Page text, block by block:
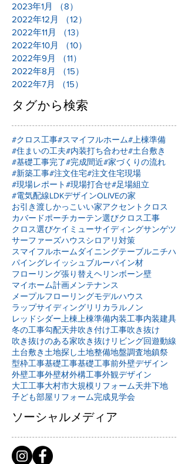
2023年1月
（8）
2022年12月
（12）
2022年11月
（13）
2022年10月
（10）
2022年9月
（11）
2022年8月
（15）
2022年7月
（15）
タグから検索
#クロス工事#スマイフルホーム#上棟準備
#住まいの工夫#内装打ち合わせ#土台敷き
#基礎工事完了#完成間近#家づくりの流れ
#新築工事#注文住宅#注文住宅現場
#現場レポート#現場打合せ#足場組立
#電気配線LDKデザインOLIVEの家
お引き渡しかっこいい家アクセントクロス
カバードポーチカーテン選びクロス工事
クロス選びケイミューサイディングサンゲツ
サーファーズハウスシロアリ対策
スマイフルホームダイニングテーブルニチハ
パイングレイッシュブルーパイン材
フローリング張り替え ヘリンボーン壁
マイホーム計画 メンテナンス
メープルフローリングモデルハウス
ラップサイディングリリカラ ルノン
レッドシダー 上棟 上棟準備内装工事内装建具
冬の工事勾配天井吹き付け工事吹き抜け
吹き抜けのある家吹き抜けリビング回遊動線
土台敷き 土地探し土地整備地盤調査地鎮祭
型枠工事基礎工事基礎工事前外壁デザイン
外壁工事外壁材外構工事外観デザイン
大工工事大村市大規模リフォーム天井下地
子ども部屋リフォーム完成見学会
ソーシャルメディア